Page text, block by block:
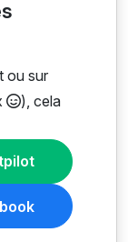
ou sur
), cela